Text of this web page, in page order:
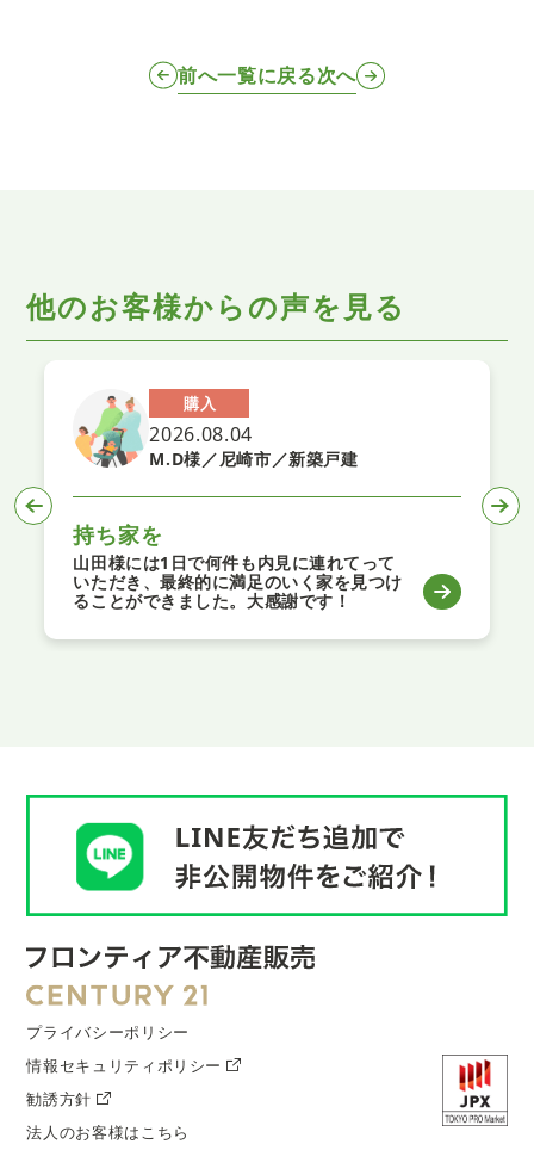
前へ一覧に戻る次へ
他のお客様からの声を見る
購入
2026.08.04
M.D様／尼崎市／新築戸建
持ち家を
山田様には1日で何件も内見に連れてって
いただき、最終的に満足のいく家を見つけ
ることができました。大感謝です！
プライバシーポリシー
情報セキュリティポリシー
勧誘方針
法人のお客様はこちら